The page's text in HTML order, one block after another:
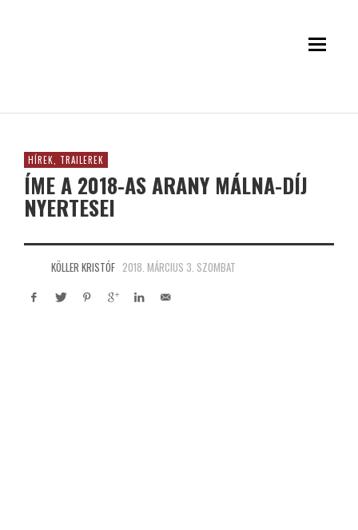
HÍREK, TRAILEREK
ÍME A 2018-AS ARANY MÁLNA-DÍJ
NYERTESEI
KÖLLER KRISTÓF 2018. MÁRCIUS 3. SZOMBAT